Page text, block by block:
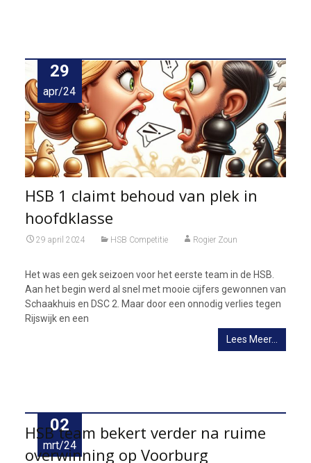
29
apr/24
HSB 1 claimt behoud van plek in
hoofdklasse
29 april 2024 HSB Competitie Rogier Zoun
Het was een gek seizoen voor het eerste team in de HSB.
Aan het begin werd al snel met mooie cijfers gewonnen van
Schaakhuis en DSC 2. Maar door een onnodig verlies tegen
Rijswijk en een
Lees Meer…
02
mrt/24
HSB team bekert verder na ruime
overwinning op Voorburg